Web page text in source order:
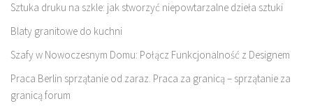
Sztuka druku na szkle: jak stworzyć niepowtarzalne dzieła sztuki
Blaty granitowe do kuchni
Szafy w Nowoczesnym Domu: Połącz Funkcjonalność z Designem
Praca Berlin sprzątanie od zaraz. Praca za granicą – sprzątanie za
granicą forum